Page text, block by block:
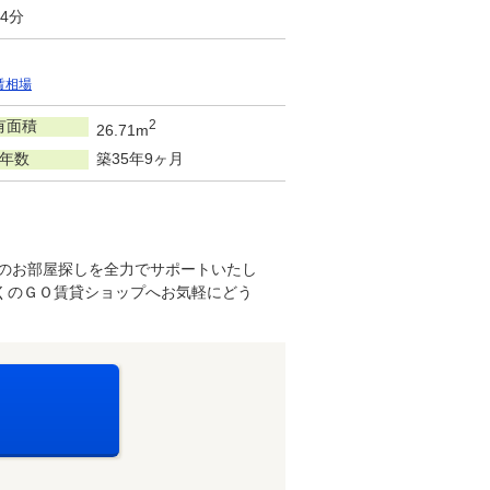
分
相場
面積 26.71m2
数 築35年9ヶ月
部屋探しを全力でサポートいたし
ＧＯ賃貸ショップへお気軽にどう